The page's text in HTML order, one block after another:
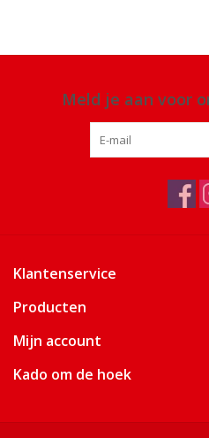
Meld je aan voor
Klantenservice
Producten
Mijn account
Kado om de hoek